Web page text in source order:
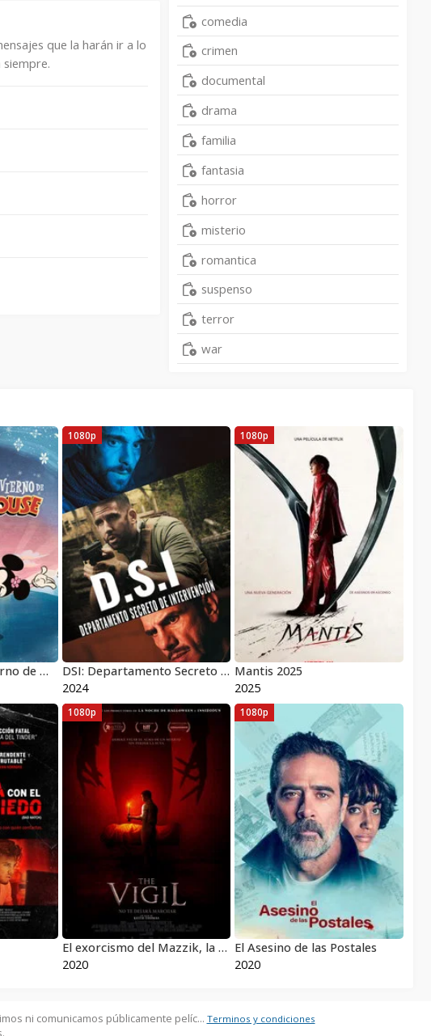
que la harán ir a lo
comedia
crimen
documental
drama
familia
fantasia
horror
misterio
romantica
suspenso
terror
war
El Maravilloso Invierno de Mickey Mouse DSI: Departamento Secreto de Intervención
2024
1080p
Mantis 2025
2025
1080p
El exorcismo del Mazzik, la vigilia
2020
1080p
El Asesino de las Postales
2020
1080p
ni comunicamos públicamente pelíc... Terminos y condiciones